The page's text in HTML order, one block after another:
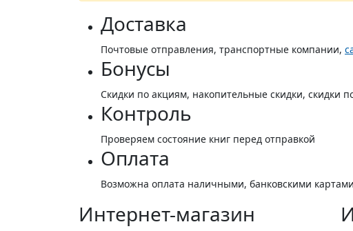
Доставка
Почтовые отправления, транспортные компании,
Бонусы
Скидки по акциям, накопительные скидки, скидки
Контроль
Проверяем состояние книг перед отправкой
Оплата
Возможна оплата наличными, банковскими
Интернет-магазин